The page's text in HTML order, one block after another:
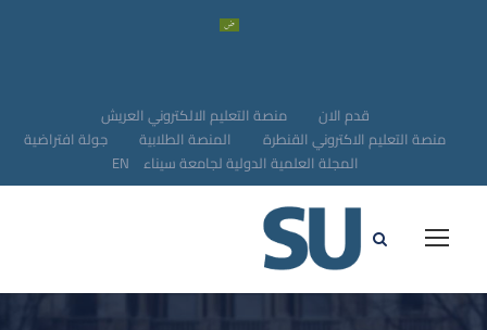
قدم الان
منصة التعليم الالكتروني العريش
منصة التعليم الاكتروني القنطرة
المنصة الطلابية
جولة افتراضية
المجلة العلمية الدولية لجامعة سيناء EN